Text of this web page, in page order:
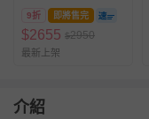
9折 即將售完
$2655 $2950
最新上架
介紹